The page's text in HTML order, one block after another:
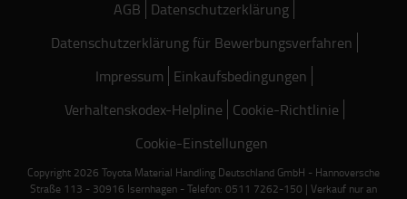
AGB Datenschutzerklärung
Datenschutzerklärung für Bewerbungsverfahren
Impressum Einkaufsbedingungen
Verhaltenskodex-Helpline Cookie-Richtlinie
Cookie-Einstellungen
Copyright 2026 Toyota Material Handling Deutschland GmbH - Hannoversche
Straße 113 - 30916 Isernhagen - Telefon: 0511 7262-150 | Verkauf nur an